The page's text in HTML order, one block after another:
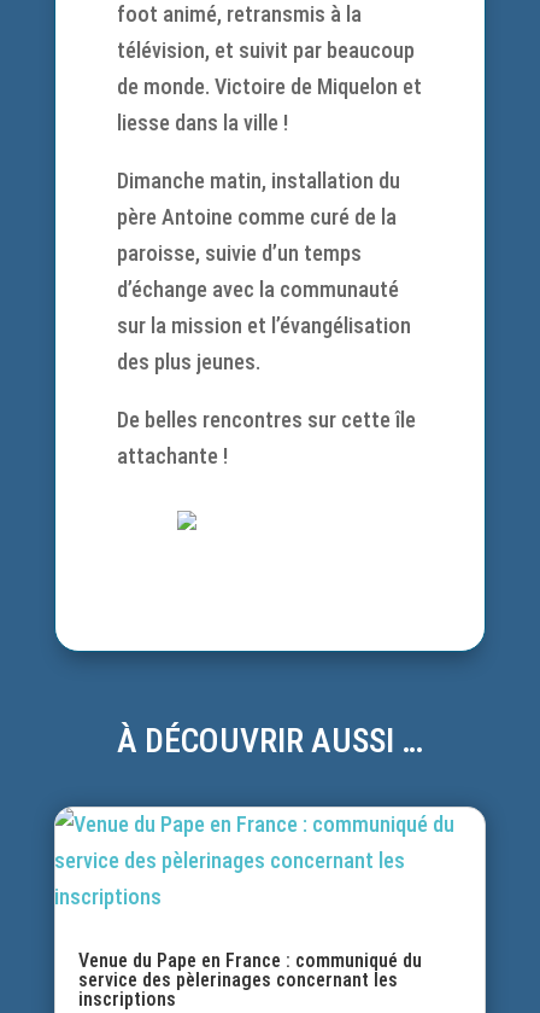
foot animé, retransmis à la
télévision, et suivit par beaucoup
de monde. Victoire de Miquelon et
liesse dans la ville !
Dimanche matin, installation du
père Antoine comme curé de la
paroisse, suivie d’un temps
d’échange avec la communauté
sur la mission et l’évangélisation
des plus jeunes.
De belles rencontres sur cette île
attachante !
À DÉCOUVRIR AUSSI …
Venue du Pape en France : communiqué du
service des pèlerinages concernant les
inscriptions